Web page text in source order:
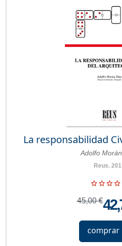
La responsabilidad
Adolfo
Reus.
45,00 €
comprar